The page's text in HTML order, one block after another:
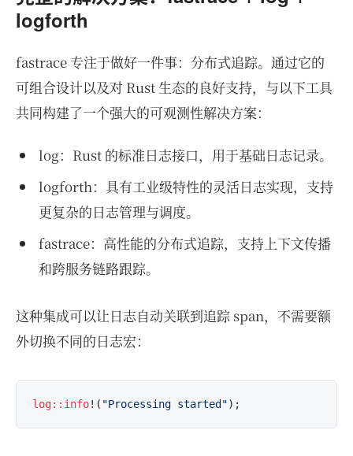
logforth
fastrace 专注于做好一件事：分布式追踪。通过它的
可组合设计以及对 Rust 生态的良好支持，与以下工具
共同构建了一个强大的可观测性解决方案：
log：Rust 的标准日志接口，用于基础日志记录。
logforth：具有工业级特性的灵活日志实现，支持
更复杂的日志管理与调度。
fastrace：高性能的分布式追踪，支持上下文传播
和跨服务链路跟踪。
这种集成可以让日志自动关联到追踪 span，不需要额
外切换不同的日志宏：
log::info!( "Processing started"